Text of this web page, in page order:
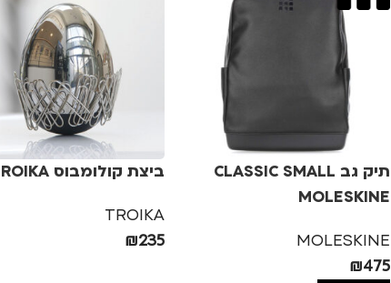
תיק גב CLASSIC SMALL
MOLESKINE
MOLESKINE
₪475
ביצת קולומבוס TROIKA
TROIKA
₪235